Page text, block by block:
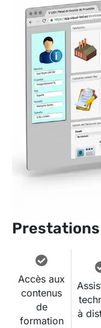
Accès aux
contenus
de
formation
à